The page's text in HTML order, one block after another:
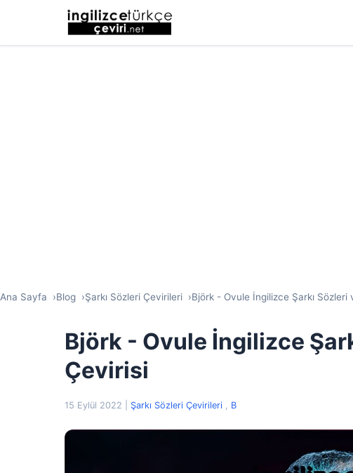
Ana Sayfa Blog Şarkı Sözleri Çevirileri Björk - Ovule İngilizce Şarkı
Björk - Ovule İngilizce
Çevirisi
15 Eylül 2022 Şarkı Sözleri Çevirileri , B